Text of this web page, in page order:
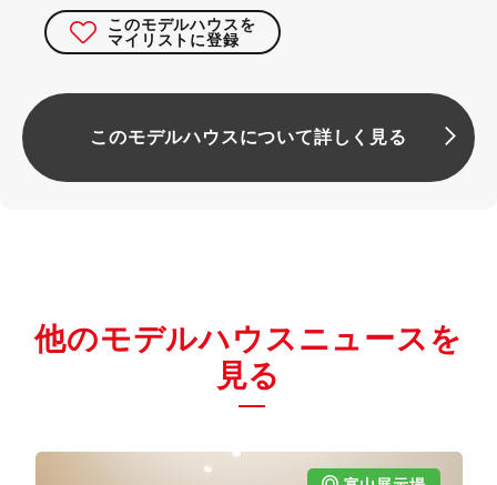
このモデルハウスを
マイリストに登録
このモデルハウスについて詳しく見る
他のモデルハウスニュースを
見る